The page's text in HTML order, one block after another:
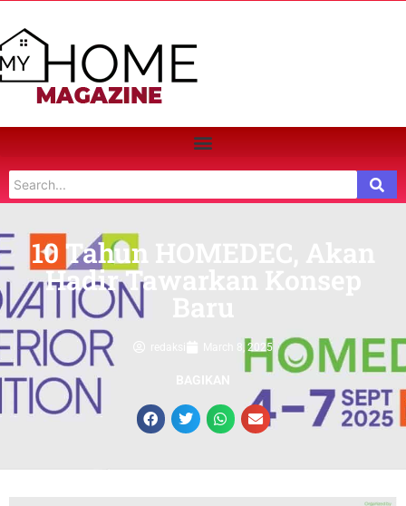
10 Tahun HOMEDEC, Akan
Hadir Tawarkan Konsep
March 8, 2025